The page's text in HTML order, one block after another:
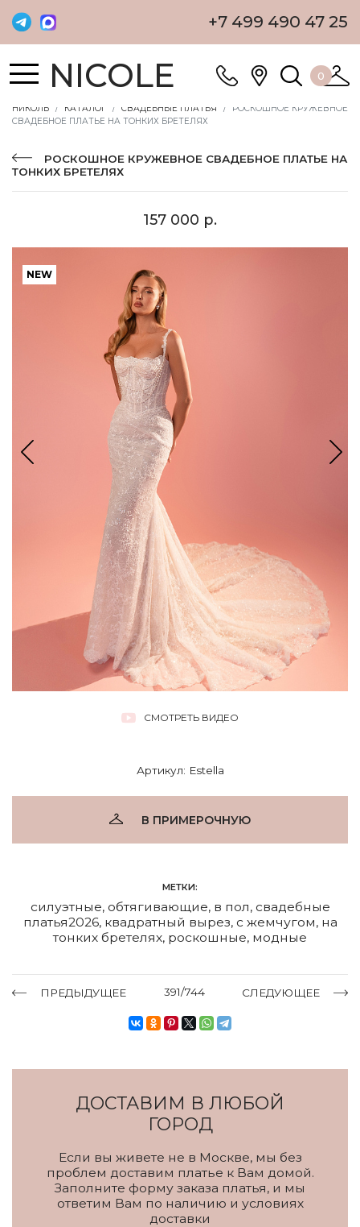
+7 499 490 47 25
NICOLE 0
НИКОЛЬ КАТАЛОГ СВАДЕБНЫЕ ПЛАТЬЯ
РОСКОШНОЕ КРУЖЕВНОЕ
СВАДЕБНОЕ ПЛАТЬЕ НА ТОНКИХ БРЕТЕЛЯХ
РОСКОШНОЕ КРУЖЕВНОЕ СВАДЕБНОЕ ПЛАТЬЕ НА
ТОНКИХ БРЕТЕЛЯХ
157 000 р.
NEW
СМОТРЕТЬ ВИДЕО
Артикул: Estella
В ПРИМЕРОЧНУЮ
МЕТКИ:
силуэтные, обтягивающие, в пол, свадебные
платья2026, квадратный вырез, с жемчугом, на
тонких бретелях, роскошные, модные
ПРЕДЫДУЩЕЕ 391/744 СЛЕДУЮЩЕЕ
ДОСТАВИМ В ЛЮБОЙ
ГОРОД
Если вы живете не в Москве, мы без
проблем доставим платье к Вам домой.
Заполните форму заказа платья, и мы
ответим Вам по наличию и условиях
доставки